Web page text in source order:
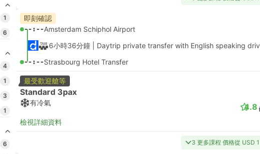
1
6
4
1
3
1
6
即刻確認
--:--Amsterdam Schiphol Airport
6小時36分鐘 | Daytrip private transfer with English speaking
--:--Strasbourg Hotel Transfer
最受歡迎艙等
Standard 3pax
有冷氣
檢視詳細資料
4.8
3 更多課程 價格從 USD